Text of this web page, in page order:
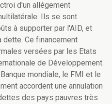
d'un allégement
Ils se sont
à supporter par l'AID, et
dette. Ce financement
versées par les Etats
de Développement.
mondiale, le FMI et le
accordent une annulation
des pays pauvres très